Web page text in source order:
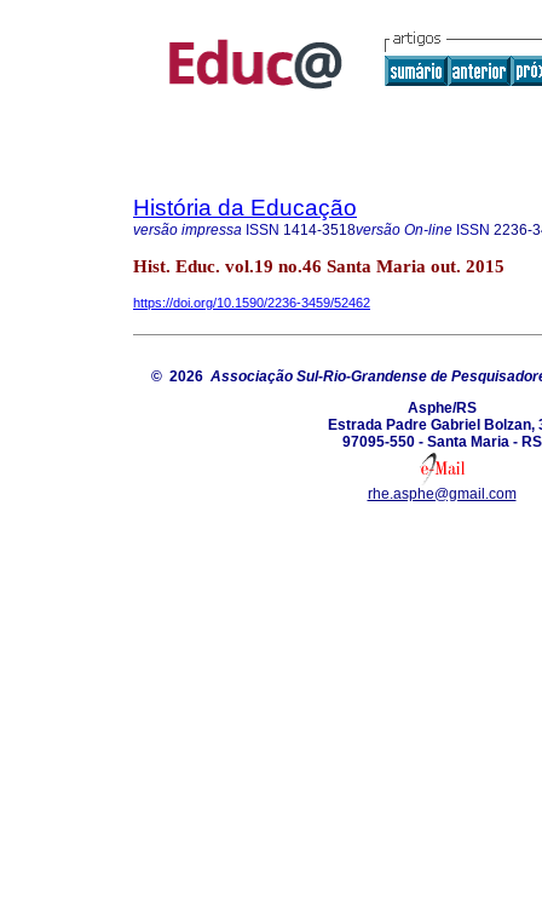
História da Educação
versão impressa ISSN 1414-3518versão On-line ISSN 2236-
Hist. Educ. vol.19 no.46 Santa Maria out. 2015
https://doi.org/10.1590/2236-3459/52462
© 2026 Associação Sul-Rio-Grandense de
Asphe/RS
Estrada Padre Gabriel Bolzan,
97095-550 - Santa Maria - RS
rhe.asphe@gmail.com